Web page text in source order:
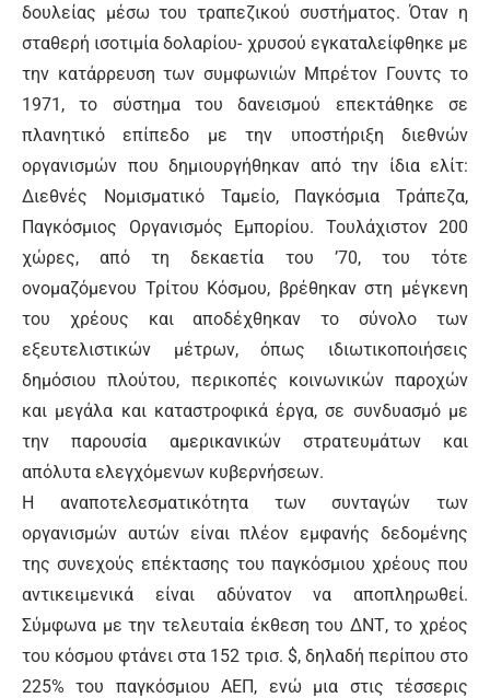
δουλείας μέσω του τραπεζικού συστήματος. Όταν η
σταθερή ισοτιμία δολαρίου- χρυσού εγκαταλείφθηκε με
την κατάρρευση των συμφωνιών Μπρέτον Γουντς το
1971, το σύστημα του δανεισμού επεκτάθηκε σε
πλανητικό επίπεδο με την υποστήριξη διεθνών
οργανισμών που δημιουργήθηκαν από την ίδια ελίτ:
Διεθνές Νομισματικό Ταμείο, Παγκόσμια Τράπεζα,
Παγκόσμιος Οργανισμός Εμπορίου. Τουλάχιστον 200
χώρες, από τη δεκαετία του ’70, του τότε
ονομαζόμενου Τρίτου Κόσμου, βρέθηκαν στη μέγκενη
του χρέους και αποδέχθηκαν το σύνολο των
εξευτελιστικών μέτρων, όπως ιδιωτικοποιήσεις
δημόσιου πλούτου, περικοπές κοινωνικών παροχών
και μεγάλα και καταστροφικά έργα, σε συνδυασμό με
την παρουσία αμερικανικών στρατευμάτων και
απόλυτα ελεγχόμενων κυβερνήσεων.
Η αναποτελεσματικότητα των συνταγών των
οργανισμών αυτών είναι πλέον εμφανής δεδομένης
της συνεχούς επέκτασης του παγκόσμιου χρέους που
αντικειμενικά είναι αδύνατον να αποπληρωθεί.
Σύμφωνα με την τελευταία έκθεση του ΔΝΤ, το χρέος
του κόσμου φτάνει στα 152 τρισ. $, δηλαδή περίπου στο
225% του παγκόσμιου ΑΕΠ, ενώ μια στις τέσσερις